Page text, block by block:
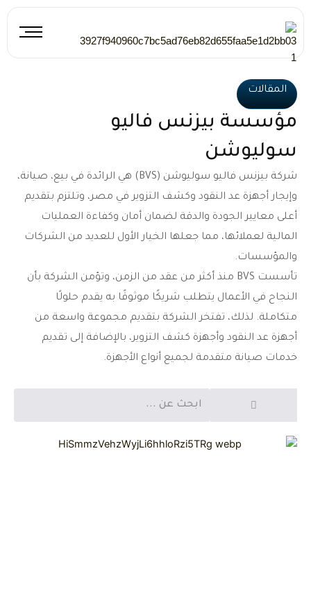
المحتوى
المقالات
مؤسسة بيزنس فاليو
سوليوشن
شركة بيزنس فاليو سوليوشن (BVS) هي الرائدة في بيع، صيانة،
وإيجار أجهزة عد النقود وكشف التزوير في مصر، وتلتزم بتقديم
أعلى معايير الجودة والدقة لضمان أمان وكفاءة العمليات
المالية لعملائها، مما جعلها الخيار الأول للعديد من الشركات
والمؤسسات.
تأسست BVS منذ أكثر من عقد من الزمن، وتؤمن الشركة بأن
النجاح في الأعمال يتطلب شريكًا موثوقًا به يقدم حلولًا
متكاملة. لذلك، تفتخر الشركة بتقديم مجموعة واسعة من
أجهزة عد النقود وأجهزة كشف التزوير، بالإضافة إلى تقديم
خدمات صيانة متقدمة لجميع أنواع الأجهزة.